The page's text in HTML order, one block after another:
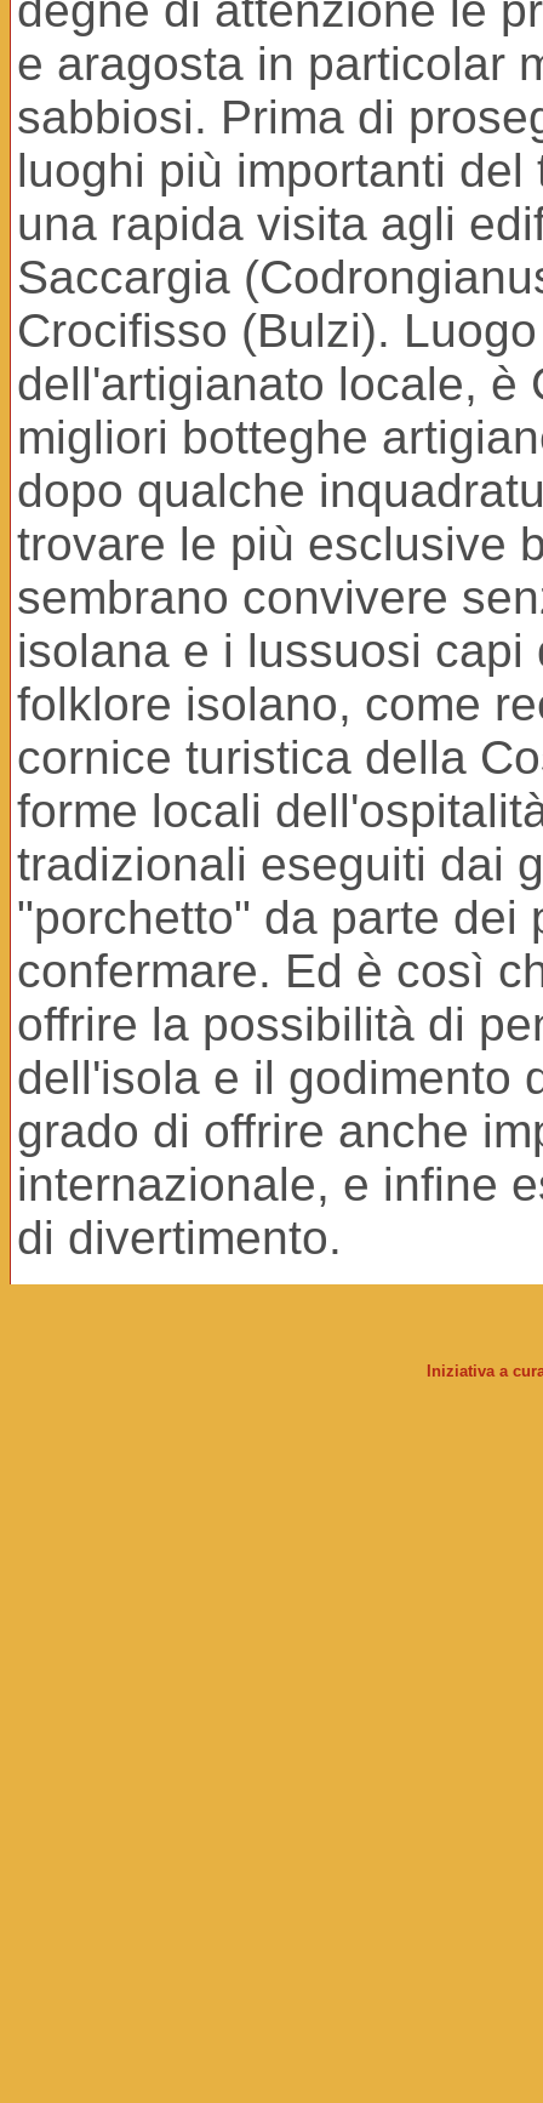
e aragosta in particolar
sabbiosi. Prima di
luoghi più importanti
una rapida visita agli
Saccargia
Crocifisso (Bulzi).
dell'artigianato locale, è
migliori botteghe
dopo qualche
trovare le più esclusive
sembrano convivere
isolana e i lussuosi
folklore isolano, come
cornice turistica della
forme locali
tradizionali eseguiti dai
"porchetto" da parte dei
confermare. Ed è così
offrire la possibilità di
dell'isola e il godimento
grado di offrire anche
internazionale, e infine
di divertimento.
Iniziativa a